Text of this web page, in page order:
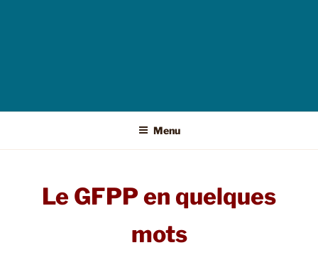
Menu
Le GFPP en quelques
mots